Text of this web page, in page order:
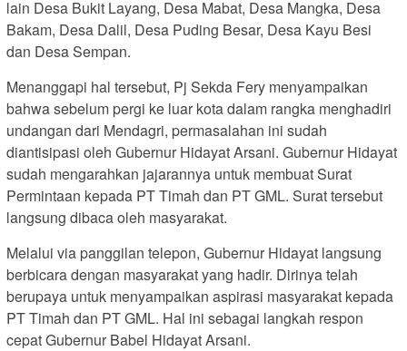
lain Desa Bukit Layang, Desa Mabat, Desa Mangka, Desa
Bakam, Desa Dalil, Desa Puding Besar, Desa Kayu Besi
dan Desa Sempan.
Menanggapi hal tersebut, Pj Sekda Fery menyampaikan
bahwa sebelum pergi ke luar kota dalam rangka menghadiri
undangan dari Mendagri, permasalahan ini sudah
diantisipasi oleh Gubernur Hidayat Arsani. Gubernur Hidayat
sudah mengarahkan jajarannya untuk membuat Surat
Permintaan kepada PT Timah dan PT GML. Surat tersebut
langsung dibaca oleh masyarakat.
Melalui via panggilan telepon, Gubernur Hidayat langsung
berbicara dengan masyarakat yang hadir. Dirinya telah
berupaya untuk menyampaikan aspirasi masyarakat kepada
PT Timah dan PT GML. Hal ini sebagai langkah respon
cepat Gubernur Babel Hidayat Arsani.